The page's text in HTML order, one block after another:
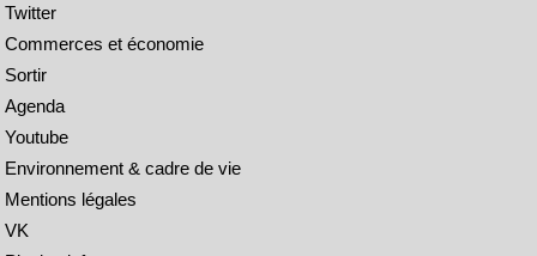
Twitter
Commerces et économie
Sortir
Agenda
Youtube
Environnement & cadre de vie
Mentions légales
VK